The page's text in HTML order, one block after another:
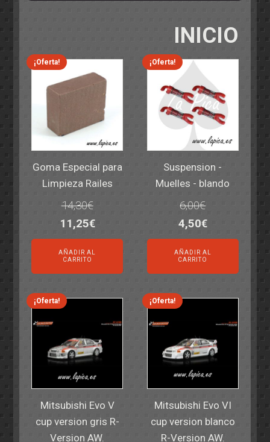
INICIO
¡Oferta!
Goma Especial para
Limpieza Railes
14,30€
El
precio
original
era:
14,30€.
11,25€El
precio
actual
es:
11,25€.
AÑADIR AL
CARRITO
¡Oferta!
Suspension -
Muelles - blando
6,00€
El
precio
original
era:
6,00€.
4,50€El
precio
actual
es:
4,50€.
AÑADIR AL
CARRITO
¡Oferta!
Mitsubishi Evo V
cup version gris R-
Version AW.
¡Oferta!
Mitsubishi Evo VI
cup version blanco
R-Version AW.